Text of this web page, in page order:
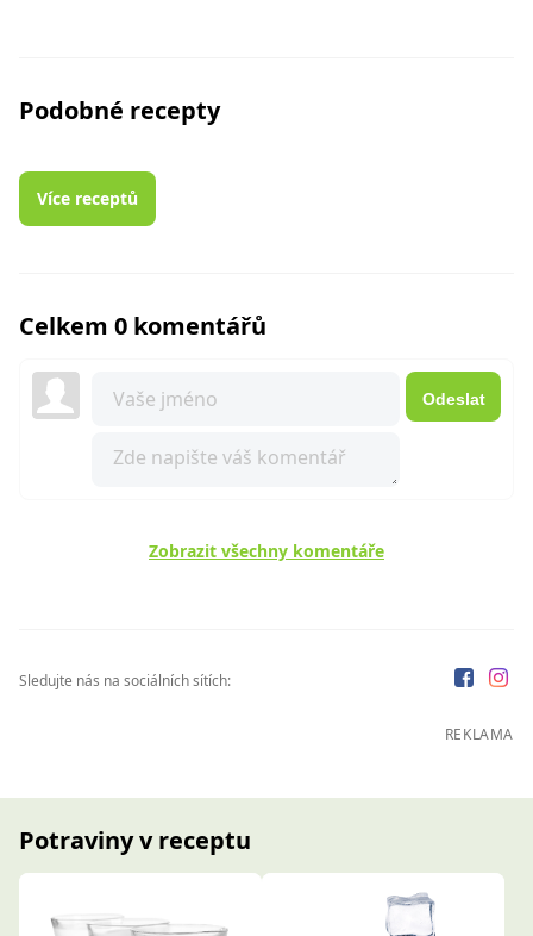
Podobné recepty
Více receptů
Celkem 0 komentářů
Odeslat
Zobrazit všechny komentáře
Sledujte nás na sociálních sítích:
REKLAMA
Potraviny v receptu